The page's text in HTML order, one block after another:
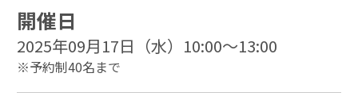
開催日
2025年09月17日（水）10:00～13:00
※予約制40名まで